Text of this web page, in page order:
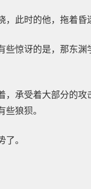
此时的他，拖着昏
惊讶的是，那东
承受着大部分的
狼狈。
。